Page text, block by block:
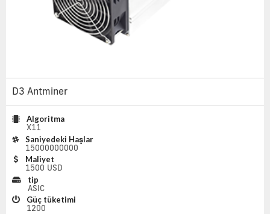
D3 Antminer
Algoritma
X11
Saniyedeki Haşlar
15000000000
Maliyet
1500 USD
tip
ASIC
Güç tüketimi
1200